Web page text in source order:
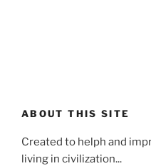
ABOUT THIS SITE
Created to helph and
living in civilization...